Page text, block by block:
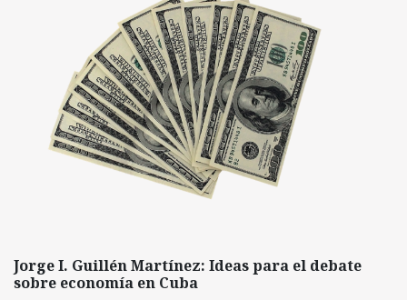
Jorge I. Guillén Martínez: Ideas para el debate
sobre economía en Cuba